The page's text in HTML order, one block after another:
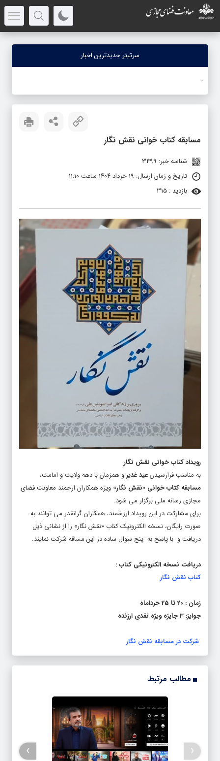
سرتیتر جدیدترین اخبار
ج
مسابقه کتاب خوانی نقش نگار
شناسه خبر: 3499
تاریخ و زمان ارسال: ۱۹ خرداد ۱۴۰۴ ساعت ۱۱:۱۰
بازدید : 315
رویداد کتاب خوانی نقش نگار
به مناسب فرارسیدنعید غدیرو همزمان با دهه ولایت و امامت،
مسابقه کتاب خوانی «نقش نگار» ویژه همکاران ارجمند معاونت فضای
مجازی رسانه ملی برگزار می شود.
برای مشارکت در این رویداد ارزشمند، همکاران گرانقدر می توانند به
صورت رایگان، نسخه الکترونیک کتاب «نقش نگار» را از نشانی ذیل
دریافت و با پاسخ به پنج سوال ساده در این مساقه شرکت نمایند.
دریافت نسخه الکترونیکی کتاب :
کتاب نقش نگار
زمان : 20 تا 25 خرداماه
جوایز: 3 جایزه ویژه نقدی ارزنده
شرکت در مسابقه نقش نگار
مطالب مرتبط
‹
›